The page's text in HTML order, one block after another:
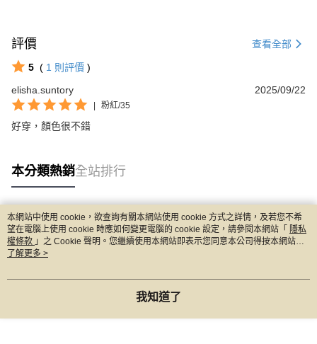
評價 查看全部
5 ( 1 則評價 )
elisha.suntory
2025/09/22
粉紅/35
好穿，顏色很不錯
本分類熱銷全站排行
熱門標籤
本網站中使用 cookie，欲查詢有關本網站使用 cookie 方式之詳情，及若您不希
望在電腦上使用 cookie 時應如何變更電腦的 cookie 設定，請參閱本網站「 隱私
權條款 」之 Cookie 聲明。您繼續使用本網站即表示您同意本公司得按本網站使
用條款之 Cookie 聲明使用 cookie。
了解更多 >
我知道了